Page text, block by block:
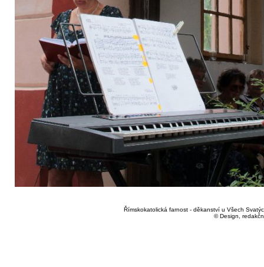
Římskokatolická farnost - děkanství u Všech
© Design,